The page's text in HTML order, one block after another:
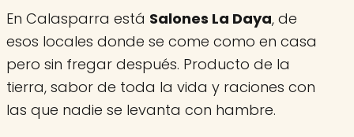
En Calasparra está Salones La Daya, de
esos locales donde se come como en casa
pero sin fregar después. Producto de la
tierra, sabor de toda la vida y raciones con
las que nadie se levanta con hambre.